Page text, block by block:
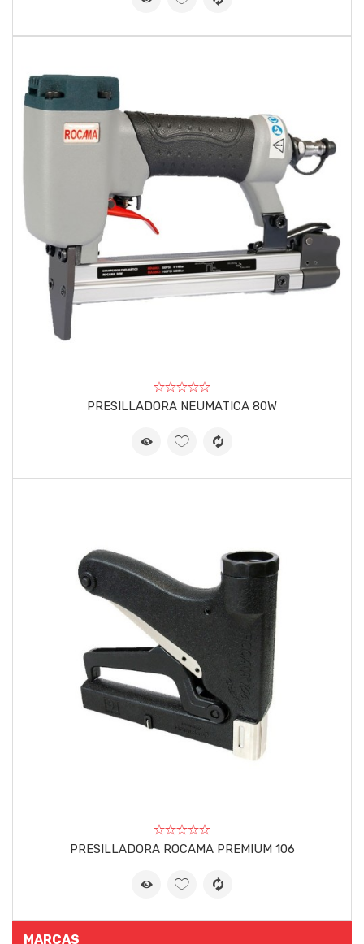
MARCAS
PRESILLADORA NEUMATICA 80W
PRESILLADORA ROCAMA PREMIUM 106